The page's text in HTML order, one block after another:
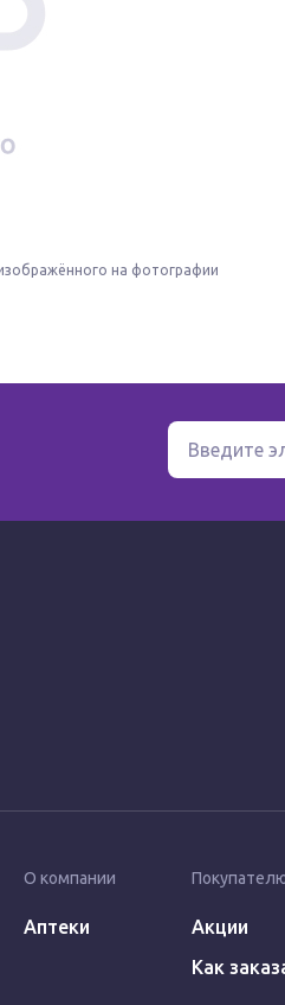
на фотографии
О компании
Аптеки
Акции
Как